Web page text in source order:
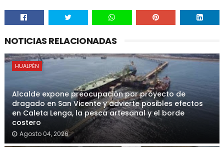
NOTICIAS RELACIONADAS
HUALPÉN
Alcalde expone preocupación por proyecto de
dragado en San Vicente y advierte posibles efectos
en Caleta Lenga, la pesca artesanal y el borde
costero
Agosto 04, 2026